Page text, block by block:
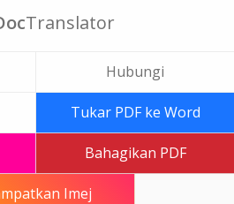
Translator
Hubungi
Tukar PDF ke Word
Bahagikan PDF
Imej